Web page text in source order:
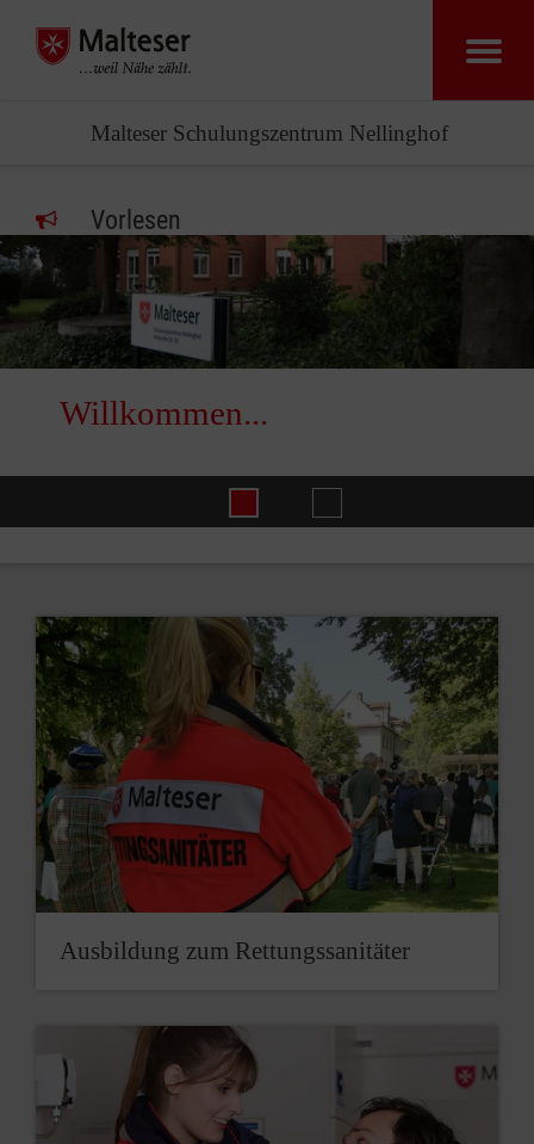
Malteser Schulungszentrum Nellinghof
Vorlesen
Willkommen...
Willkommen
Ausbildung zum Rettungssanitäter